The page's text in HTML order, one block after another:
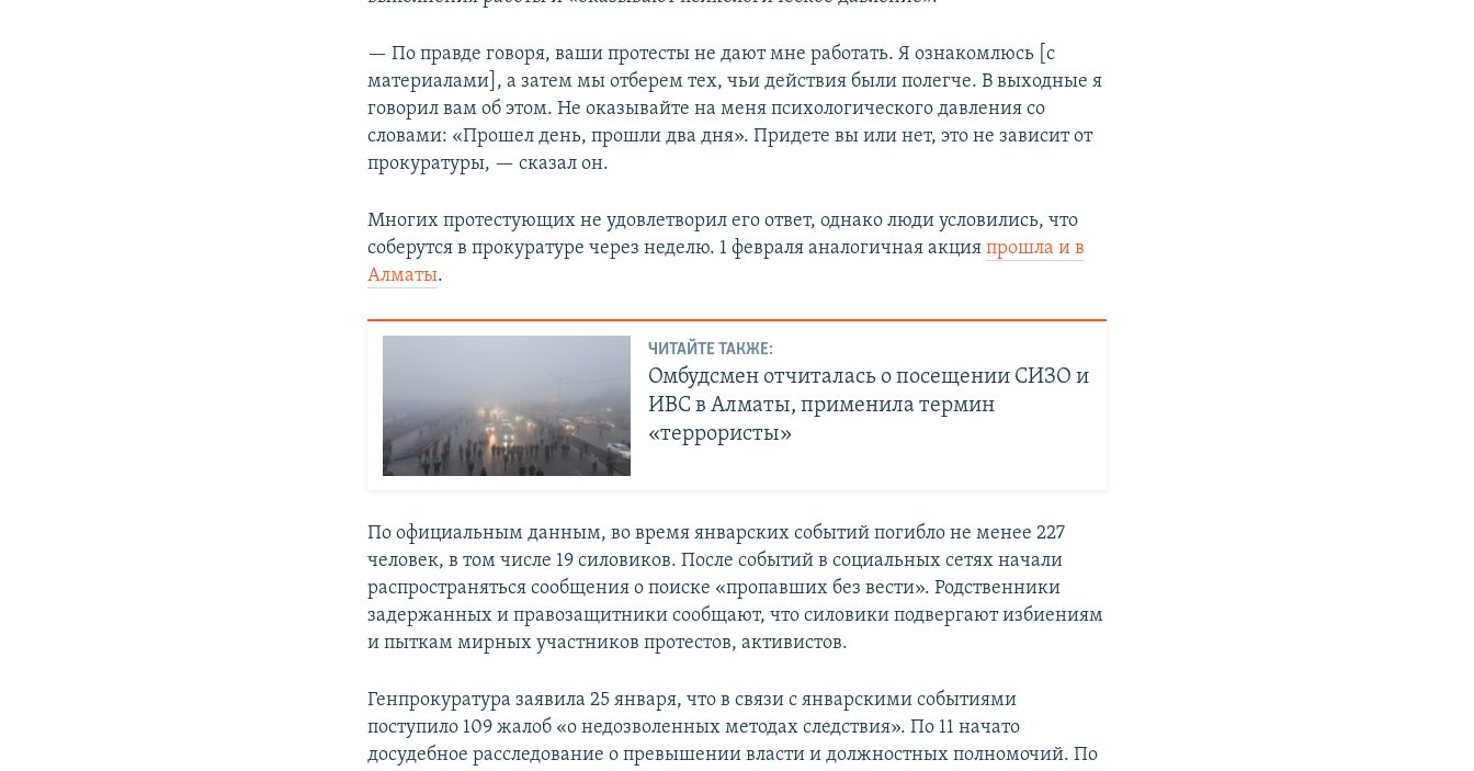
— По правде говоря, ваши протесты не дают мне работать. Я ознакомлюсь [с
материалами], а затем мы отберем тех, чьи действия были полегче. В выходные я
говорил вам об этом. Не оказывайте на меня психологического давления со
словами: «Прошел день, прошли два дня». Придете вы или нет, это не зависит от
прокуратуры, — сказал он.
Многих протестующих не удовлетворил его ответ, однако люди условились, что
соберутся в прокуратуре через неделю. 1 февраля аналогичная акцияпрошла и в
Алматы.
ЧИТАЙТЕ ТАКЖЕ:
Омбудсмен отчиталась о посещении СИЗО и
ИВС в Алматы, применила термин
«террористы»
По официальным данным, во время январских событий погибло не менее 227
человек, в том числе 19 силовиков. После событий в социальных сетях начали
распространяться сообщения о поиске «пропавших без вести». Родственники
задержанных и правозащитники сообщают, что силовики подвергают избиениям
и пыткам мирных участников протестов, активистов.
Генпрокуратура заявила 25 января, что в связи с январскими событиями
поступило 109 жалоб «о недозволенных методах следствия». По 11 начато
досудебное расследование о превышении власти и должностных полномочий. По